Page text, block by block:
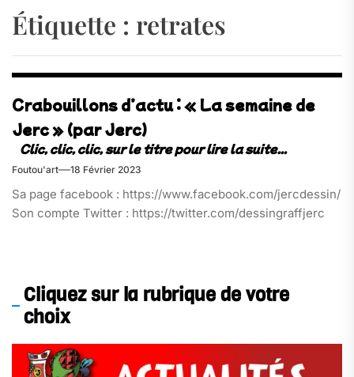
Étiquette : retrates
Crabouillons d’actu : « La semaine de
Jerc » (par Jerc)
Foutou'art 18 Février 2023
Sa page facebook : https://www.facebook.com/jercdessin/
Son compte Twitter : https://twitter.com/dessingraffjerc
Cliquez sur la rubrique de votre
choix